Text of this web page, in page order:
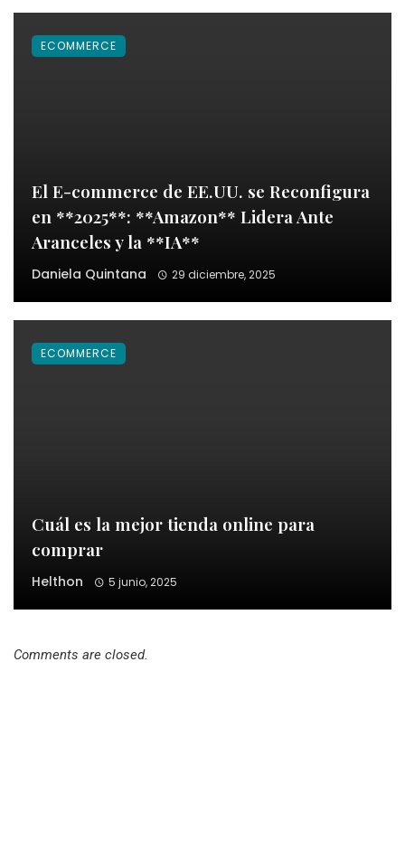
El E-commerce de EE.UU. se Reconfigura
en **2025**: **Amazon** Lidera Ante
Aranceles y la **IA**
Daniela Quintana 29 diciembre, 2025
ECOMMERCE
Cuál es la mejor tienda online para
comprar
Helthon 5 junio, 2025
ECOMMERCE
Comments are closed.